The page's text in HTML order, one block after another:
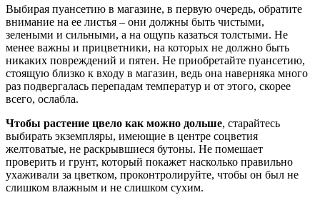
Выбирая пуансетию в магазине, в первую очередь, обратите
внимание на ее листья – они должны быть чистыми,
зелеными и сильными, а на ощупь казаться толстыми. Не
менее важны и прицветники, на которых не должно быть
никаких повреждений и пятен. Не приобретайте пуансетию,
стоящую близко к входу в магазин, ведь она наверняка много
раз подвергалась перепадам температур и от этого, скорее
всего, ослабла.
Чтобы растение цвело как можно дольше, старайтесь
выбирать экземпляры, имеющие в центре соцветия
желтоватые, не раскрывшиеся бутоны. Не помешает
проверить и грунт, который покажет насколько правильно
ухаживали за цветком, проконтролируйте, чтобы он был не
слишком влажным и не слишком сухим.